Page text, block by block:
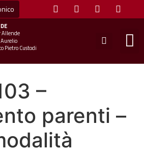
Allende
Pietro Custodi
–
parenti –